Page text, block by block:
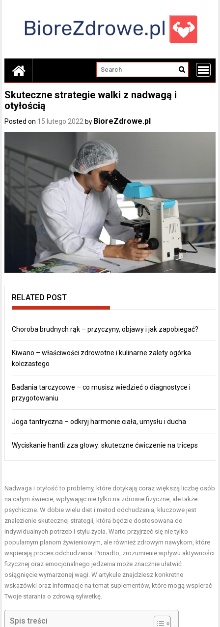
Skuteczne strategie walki z nadwagą i
otyłością
Posted on 15 lutego 2022 by BioreZdrowe.pl
RELATED POST
Choroba brudnych rąk – przyczyny, objawy i jak zapobiegać?
Kiwano – właściwości zdrowotne i kulinarne zalety ogórka
kolczastego
Badania tarczycowe – co musisz wiedzieć o diagnostyce i
przygotowaniu
Joga tantryczna – odkryj harmonie ciała, umysłu i ducha
Wyciskanie hantli zza głowy: skuteczne ćwiczenie na triceps
Nadwaga i otyłość to problemy, które dotykają coraz większą liczbę osób
na całym świecie, wpływając nie tylko na zdrowie fizyczne, ale także
psychiczne. W dobie wielu diet i metod odchudzania, kluczowe jest
znalezienie skutecznej strategii, która będzie dostosowana do
indywidualnych potrzeb i stylu życia. Warto przyjrzeć się nie tylko
popularnym planom żywieniowym, ale również zdrowym nawykom, które
wspierają proces odchudzania. Ponadto, zrozumienie wpływu aktywności
fizycznej oraz emocjonalnego jedzenia może znacznie ułatwić
osiągnięcie wymarzonej wagi. W artykule znajdziesz konkretne
wskazówki oraz informacje na temat suplementów, które mogą wspierać
Twoje starania o zdrową sylwetkę.
Spis treści